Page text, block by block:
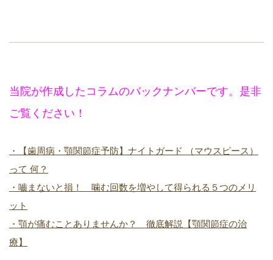
当院が作成したコラムのバックナンバーです。是非
ご覧ください！
・【歯周病・顎関節症予防】ナイトガード （マウスピース）
って 何？
・嚙まないと損！ 噛む回数を増やして得られる５つのメリ
ット
・顎が痛むことありませんか？ 徹底解説【顎関節症の治
療】